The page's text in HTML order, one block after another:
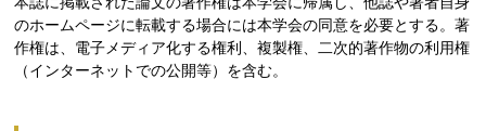
のホームページに転載する場合には本学会の同意を必要とする。著
作権は、電子メディア化する権利、複製権、二次的著作物の利用権
（インターネットでの公開等）を含む。